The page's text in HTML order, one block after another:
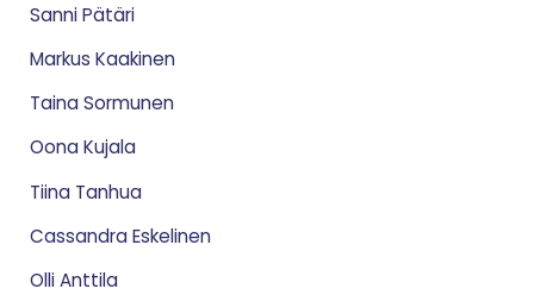
Sanni Pätäri
Markus Kaakinen
Taina Sormunen
Oona Kujala
Tiina Tanhua
Cassandra Eskelinen
Olli Anttila